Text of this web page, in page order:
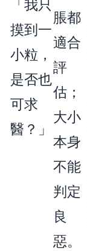
「我只
摸到一
小粒，
是否也
可求
醫？」
脹都
適合
評
估；
大小
本身
不能
判定
良
惡。